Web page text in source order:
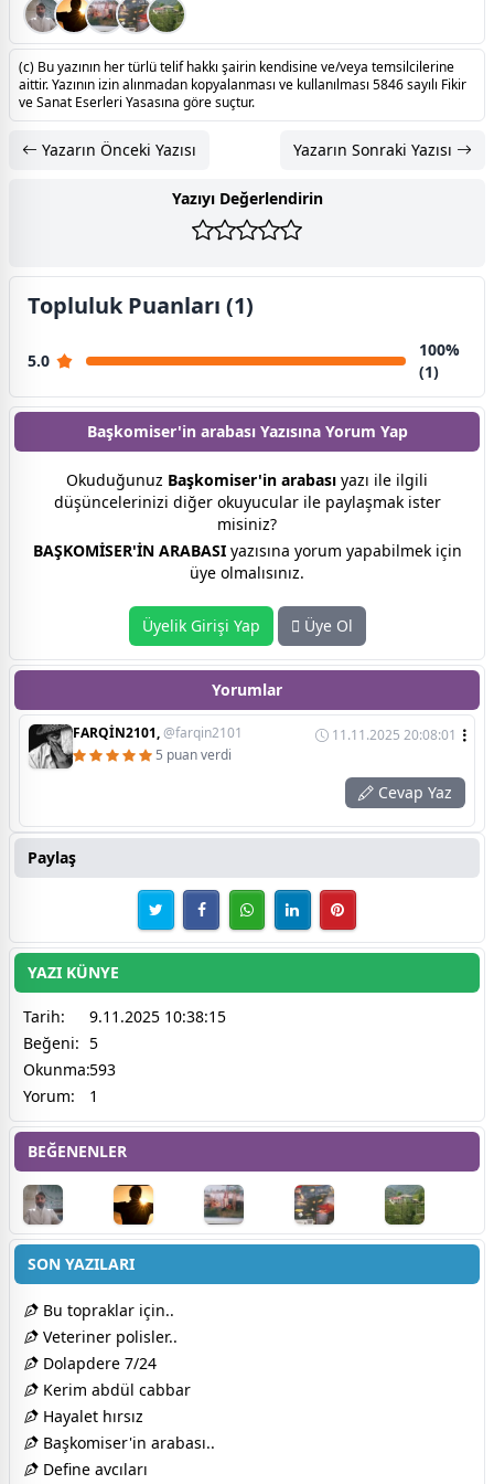
(c) Bu yazının her türlü telif hakkı şairin kendisine ve/veya temsilcilerine
aittir. Yazının izin alınmadan kopyalanması ve kullanılması 5846 sayılı Fikir
ve Sanat Eserleri Yasasına göre suçtur.
Yazarın Önceki Yazısı Yazarın Sonraki Yazısı
Yazıyı Değerlendirin
Topluluk Puanları (1)
5.0
100%
(1)
Başkomiser'in arabası Yazısına Yorum Yap
Okuduğunuz Başkomiser'in arabası yazı ile ilgili
düşüncelerinizi diğer okuyucular ile paylaşmak ister
misiniz?
BAŞKOMİSER'İN ARABASIyazısına yorum yapabilmek için
üye olmalısınız.
Üyelik Girişi Yap Üye Ol
Yorumlar
FARQİN2101,@farqin2101
11.11.2025 20:08:01
5 puan verdi
Cevap Yaz
Paylaş
YAZI KÜNYE
Tarih:
9.11.2025 10:38:15
Beğeni: 5
Okunma:593
Yorum:
1
BEĞENENLER
SON YAZILARI
Bu topraklar için..
Veteriner polisler..
Dolapdere 7/24
Kerim abdül cabbar
Hayalet hırsız
Başkomiser'in arabası..
Define avcıları